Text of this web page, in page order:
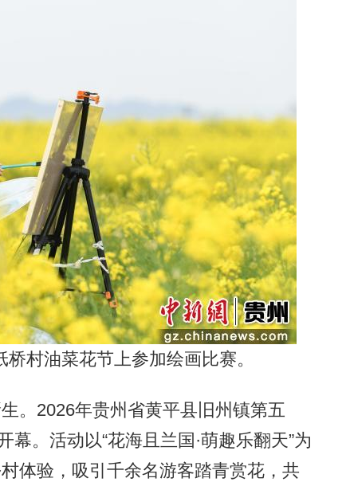
村油菜花节上参加绘画比赛。
2026年贵州省黄平县旧州镇第五
幕。活动以“花海且兰国·萌趣乐翻天”为
体验，吸引千余名游客踏青赏花，共